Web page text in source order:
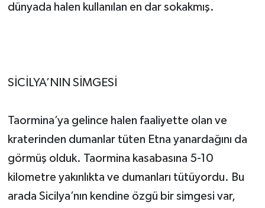
dünyada halen kullanılan en dar sokakmış.
SİCİLYA’NIN SİMGESİ
Taormina’ya gelince halen faaliyette olan ve
kraterinden dumanlar tüten Etna yanardağını da
görmüş olduk. Taormina kasabasına 5-10
kilometre yakınlıkta ve dumanları tütüyordu. Bu
arada Sicilya’nın kendine özgü bir simgesi var,